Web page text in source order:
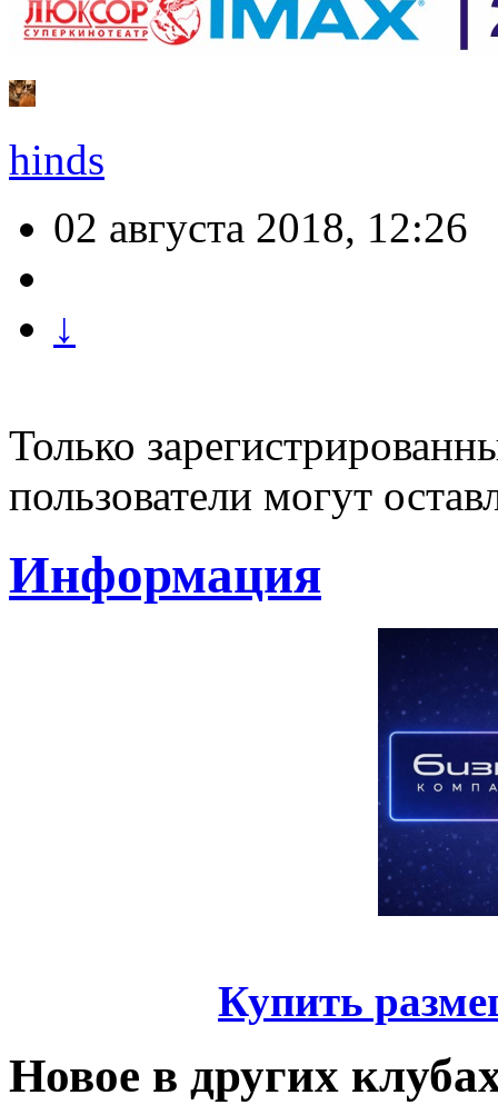
hinds
02 августа 2018, 12:26
↓
Только
пользователи могут
Информация
Купить
Новое в других